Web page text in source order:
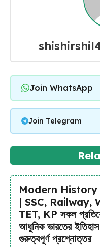
Join WhatsApp
Join Telegram
Modern
| SSC, Railway,
TET, KP সকল
আধুনিক ভারতের
গুরুত্বপূর্ণ প্রশ্নোত্তর